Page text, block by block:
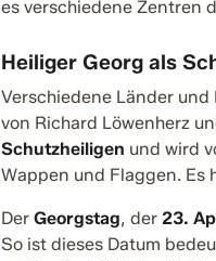
es verschiedene Zentren
Heiliger Georg als
Verschiedene Länder
von Richard Löwenherz
Schutzheiligen und wird
Wappen und Flaggen. Es
Der Georgstag, der 23.
So ist dieses Datum